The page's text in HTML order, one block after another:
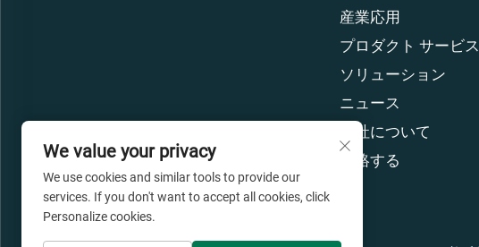
産業応用
プロダクト サービス
ソリューション
ニュース
当社について
連絡する
We value your privacy
We use cookies and similar tools to provide our
services. If you don't want to accept all cookies, click
Personalize cookies.